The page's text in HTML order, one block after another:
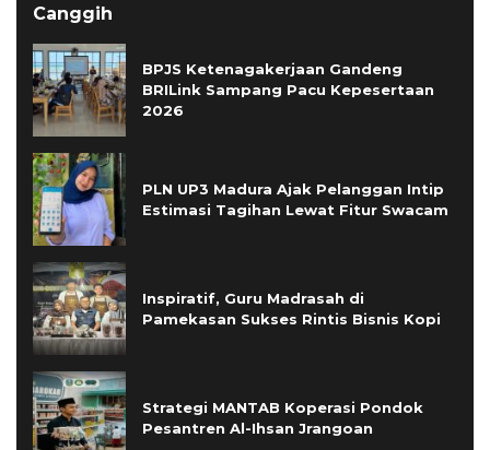
Canggih
BPJS Ketenagakerjaan Gandeng
BRILink Sampang Pacu Kepesertaan
2026
PLN UP3 Madura Ajak Pelanggan Intip
Estimasi Tagihan Lewat Fitur Swacam
Inspiratif, Guru Madrasah di
Pamekasan Sukses Rintis Bisnis Kopi
Strategi MANTAB Koperasi Pondok
Pesantren Al-Ihsan Jrangoan